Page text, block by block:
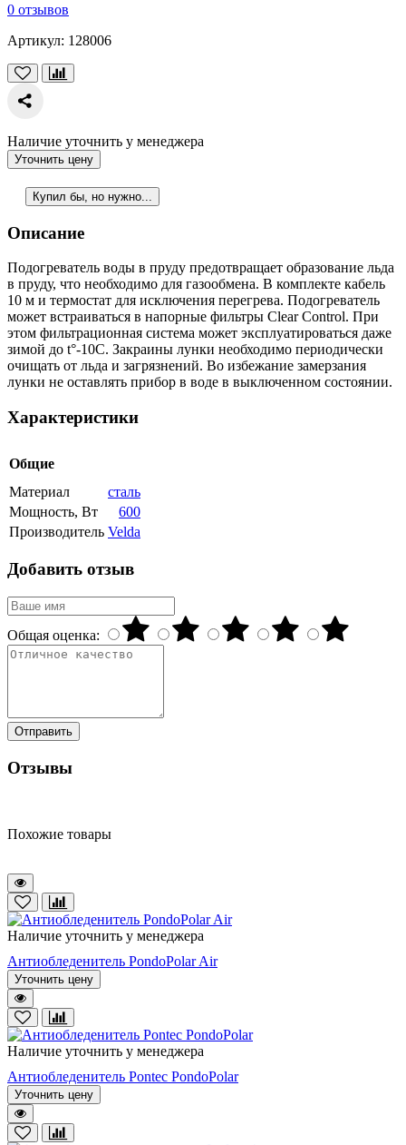
0 отзывов
Артикул: 128006
Наличие уточнить у менеджера
Уточнить цену
Купил бы, но нужно...
Описание
Подогреватель воды в пруду предотвращает образование льда
в пруду, что необходимо для газообмена. В комплекте кабель
10 м и термостат для исключения перегрева. Подогреватель
может встраиваться в напорные фильтры Clear Control. При
этом фильтрационная система может эксплуатироваться даже
зимой до t°-10С. Закраины лунки необходимо периодически
очищать от льда и загрязнений. Во избежание замерзания
лунки не оставлять прибор в воде в выключенном состоянии.
Характеристики
Общие
Материал
сталь
Мощность, Вт
600
Производитель Velda
Добавить отзыв
Общая оценка:
Отправить
Отзывы
Похожие товары
Наличие уточнить у менеджера
Антиобледенитель PondoPolar Air
Уточнить цену
Наличие уточнить у менеджера
Антиобледенитель Pontec PondoPolar
Уточнить цену